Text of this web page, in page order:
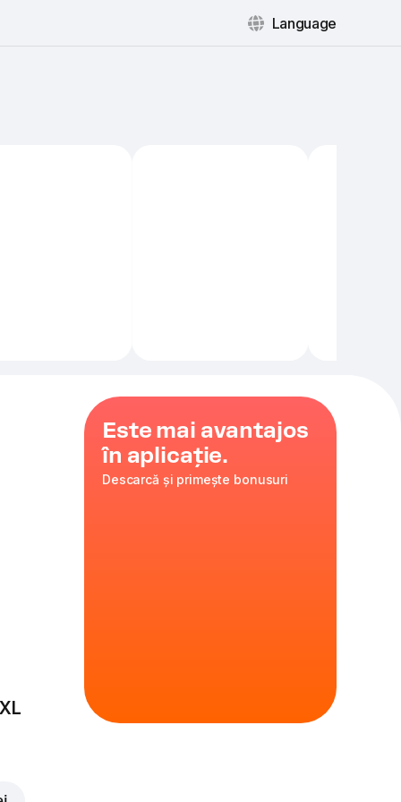
Language
Este mai avantajos
în aplicație.
Descarcă și primește bonusuri